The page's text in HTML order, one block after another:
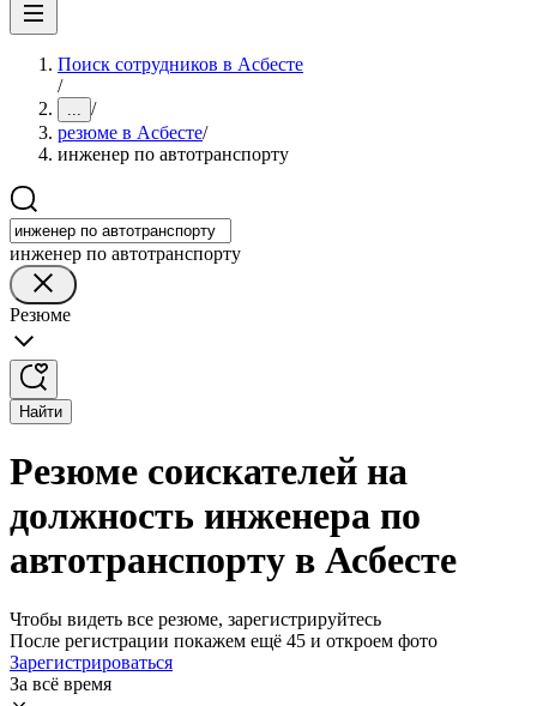
Поиск сотрудников в Асбесте
/
... /
резюме в Асбесте/
инженер по автотранспорту
инженер по автотранспорту
Резюме
Найти
Резюме соискателей на
должность инженера по
автотранспорту в Асбесте
Чтобы видеть все резюме, зарегистрируйтесь
После регистрации покажем ещё 45 и откроем фото
Зарегистрироваться
За всё время